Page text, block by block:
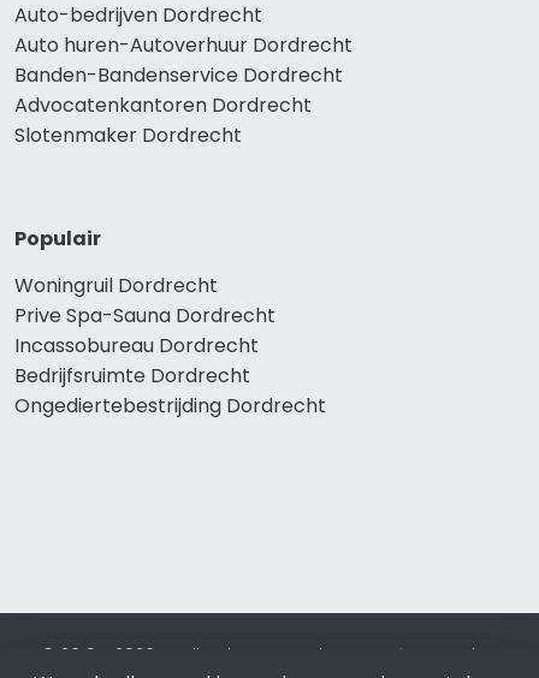
Auto-bedrijven Dordrecht
Auto huren-Autoverhuur Dordrecht
Banden-Bandenservice Dordrecht
Advocatenkantoren Dordrecht
Slotenmaker Dordrecht
Populair
Woningruil Dordrecht
Prive Spa-Sauna Dordrecht
Incassobureau Dordrecht
Bedrijfsruimte Dordrecht
Ongediertebestrijding Dordrecht
© 2019 - 2026 Realisatie en SEO door SEO-bureau
Lion